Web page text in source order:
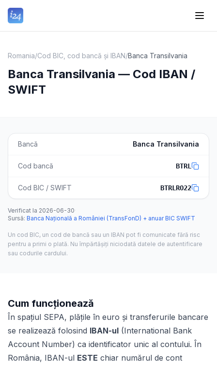
Romania/Cod BIC, cod bancă și IBAN/Banca Transilvania
Banca Transilvania — Cod IBAN /
SWIFT
Bancă Banca Transilvania
Cod bancă BTRL
Cod BIC / SWIFT BTRLRO22
Verificat la 2026-06-30·
Sursă: Banca Națională a României (TransFonD) + anuar BIC SWIFT
Un cod BIC, un cod de bancă sau un IBAN pot fi comunicate fără risc
pentru a primi o plată. Nu împărtășiți niciodată datele de autentificare
sau codurile cardului.
Cum funcționează
În spațiul SEPA, plățile în euro și transferurile bancare
se realizează folosind IBAN-ul (International Bank
Account Number) ca identificator unic al contului. În
România, IBAN-ul ESTE chiar numărul de cont